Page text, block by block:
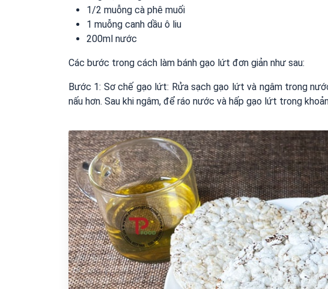
1/2 muỗng cà phê muối
1 muỗng canh dầu ô liu
200ml nước
Các bước trong cách làm bánh gạo lứt đơn giản như sau:
Bước 1: Sơ chế gạo lứt: Rửa sạch gạo lứt và ngâm trong
nấu hơn. Sau khi ngâm, để ráo nước và hấp gạo lứt trong